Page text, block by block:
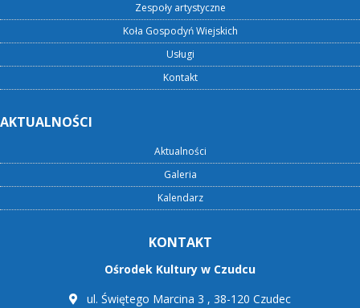
Zespoły artystyczne
Koła Gospodyń Wiejskich
Usługi
Kontakt
AKTUALNOŚCI
Aktualności
Galeria
Kalendarz
KONTAKT
Ośrodek Kultury w Czudcu
ul. Świętego Marcina 3 , 38-120 Czudec